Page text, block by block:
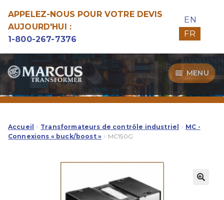
APPELEZ-NOUS POUR VOTRE DEVIS
AUJOURD'HUI :
1-800-267-7376
EN
FR
Aller
à
la
navigation
Aller
au
contenu
MENU
Transformateurs
Guide d’Achat
Notre Qualité
Accueil Transformateurs de contrôle industriel
MC -
Connexions « buck/boost »
MC150G